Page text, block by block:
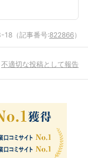
18 （記事番号:822866）
不適切な投稿として報告